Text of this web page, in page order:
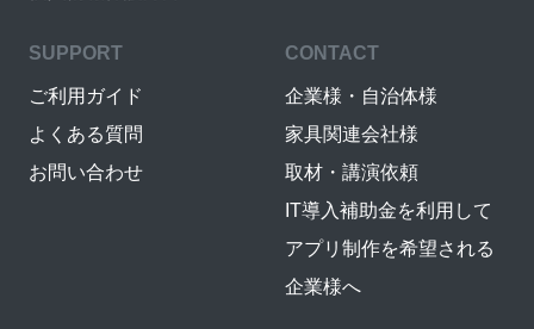
SUPPORT
ご利用ガイド
よくある質問
お問い合わせ
CONTACT
企業様・自治体様
家具関連会社様
取材・講演依頼
IT導入補助金を利用して
アプリ制作を希望される
企業様へ